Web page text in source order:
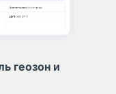
геозон и